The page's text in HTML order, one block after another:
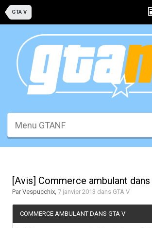
GTA V
Menu GTANF
[Avis] Commerce ambulant dans
ParVespucchix, 7 janvier 2013 dans GTA V
COMMERCE AMBULANT DANS GTA V